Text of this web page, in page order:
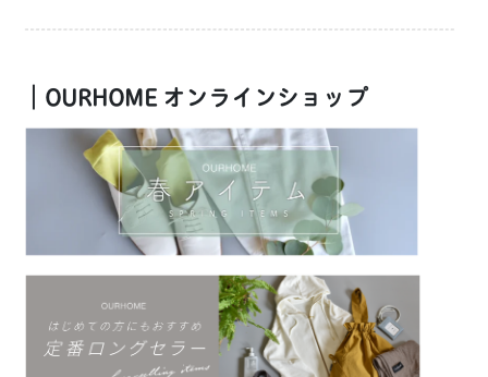
｜OURHOME オンラインショップ